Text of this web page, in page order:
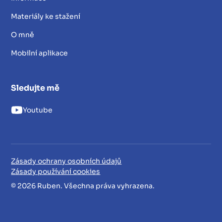
Materiály ke stažení
O mně
Mobilní aplikace
Sledujte mě
Youtube
© 2026 Ruben. Všechna práva vyhrazena.
Zásady ochrany osobních údajů
Zásady používání cookies